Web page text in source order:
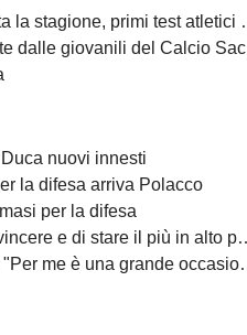
primi test atletici al De Marchi
giovanili del Calcio Sacile 2026
nuovi innesti
la difesa arriva Polacco
per la difesa
e di stare il più in alto possibile"
occasione, qua c'è l'obiettivo di vincere"